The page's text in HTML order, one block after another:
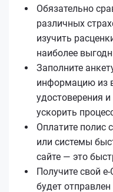
Обязательно
различных
изучить
наиболее
Заполните
информацию из
удостоверения
ускорить
Оплатите полис
или системы
сайте — это
Получите свой
будет